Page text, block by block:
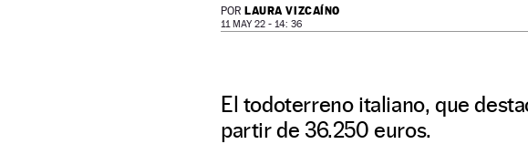
POR LAURA VIZCAÍNO
11 MAY 22 - 14: 36
El todoterreno italiano, que
partir de 36.250 euros.